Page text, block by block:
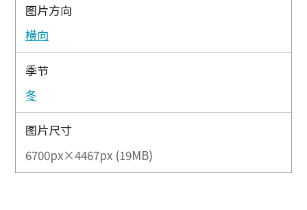
图片方向
横向
季节
冬
图片尺寸
6700px×4467px (19MB)